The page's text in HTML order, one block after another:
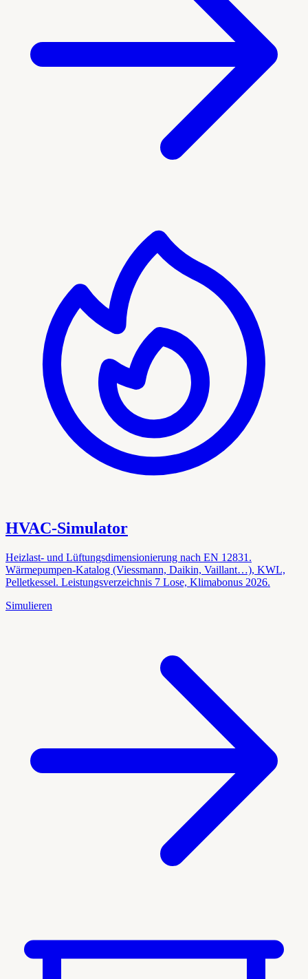
HVAC-Simulator
Heizlast- und Lüftungsdimensionierung nach EN 12831.
Wärmepumpen-Katalog (Viessmann, Daikin, Vaillant…), KWL,
Pelletkessel. Leistungsverzeichnis 7 Lose, Klimabonus 2026.
Simulieren